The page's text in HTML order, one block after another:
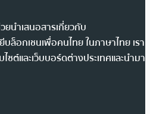
นำเสนอสารเกี่ยวกับ
ล็อกเชนเพื่อคนไทย ในภาษาไทย เรา
ต์และเว็บบอร์ดต่างประเทศและนำมา